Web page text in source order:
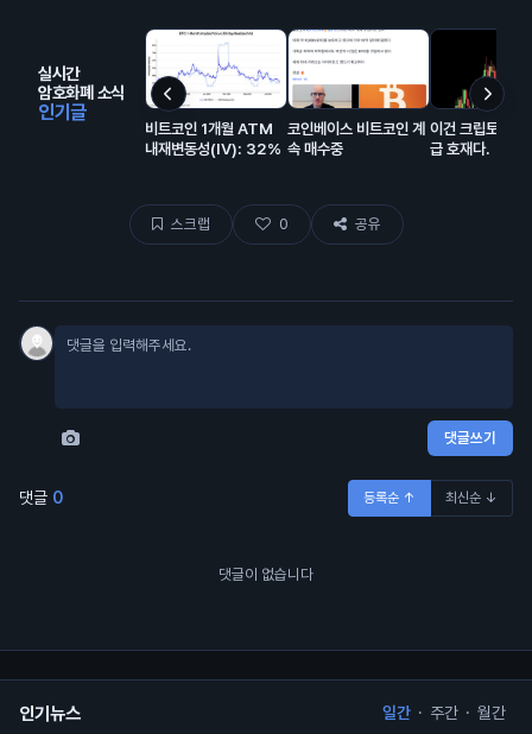
실시간
암호화폐 소식
인기글
비트코인 1개월 ATM
내재변동성(IV): 32%
코인베이스 비트코인 계
속 매수중
이건 크립토에
급 호재다.
스크랩 0 공유
댓글쓰기
댓글 0 등록순 ↑ 최신순 ↓
댓글이 없습니다
인기뉴스 일간 · 주간 · 월간